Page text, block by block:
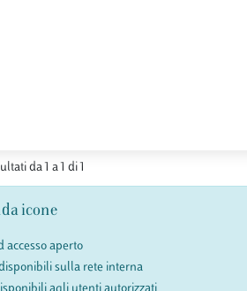
da 1 a 1 di 1
icone
accesso aperto
sulla rete interna